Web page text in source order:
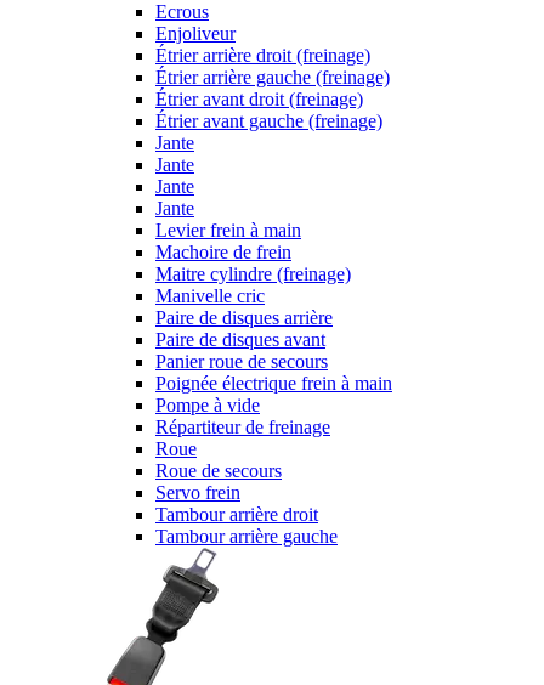
Ecrous
Enjoliveur
Étrier arrière droit (freinage)
Étrier arrière gauche (freinage)
Étrier avant droit (freinage)
Étrier avant gauche (freinage)
Jante
Jante
Jante
Jante
Levier frein à main
Machoire de frein
Maitre cylindre (freinage)
Manivelle cric
Paire de disques arrière
Paire de disques avant
Panier roue de secours
Poignée électrique frein à main
Pompe à vide
Répartiteur de freinage
Roue
Roue de secours
Servo frein
Tambour arrière droit
Tambour arrière gauche